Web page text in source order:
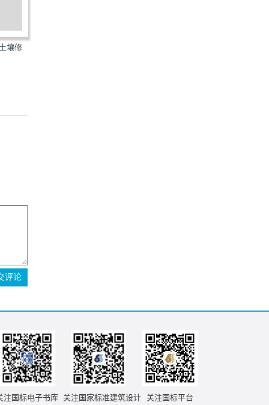
用地土壤污染
语
评论
注国标电子书库 关注国家标准建筑设计 关注国标平台